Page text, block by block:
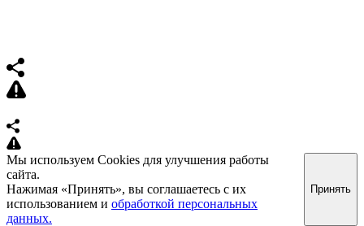
Мы используем Cookies для улучшения работы
сайта.
Нажимая «Принять», вы соглашаетесь с их
использованием и обработкой персональных
данных.
Принять